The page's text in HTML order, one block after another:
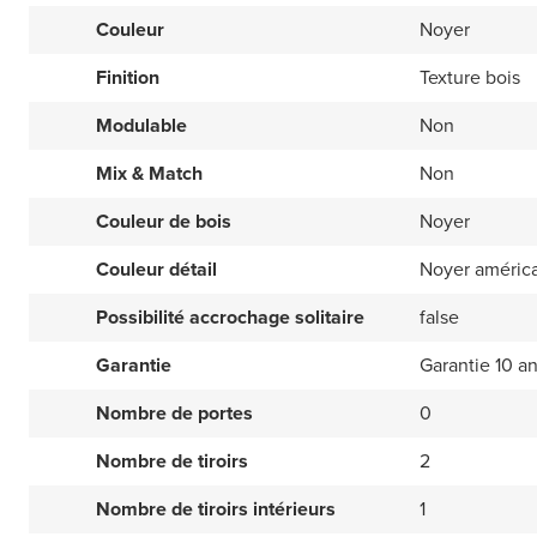
Couleur
Noyer
Finition
Texture bois
Modulable
Non
Mix & Match
Non
Couleur de bois
Noyer
Couleur détail
Noyer
Possibilité accrochage solitaire
false
Garantie
Garantie 10
Nombre de portes
0
Nombre de tiroirs
2
Nombre de tiroirs intérieurs
1